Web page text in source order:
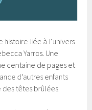
liée à l’univers
Yarros. Une
centaine de pages et
d’autres enfants
têtes brûlées.